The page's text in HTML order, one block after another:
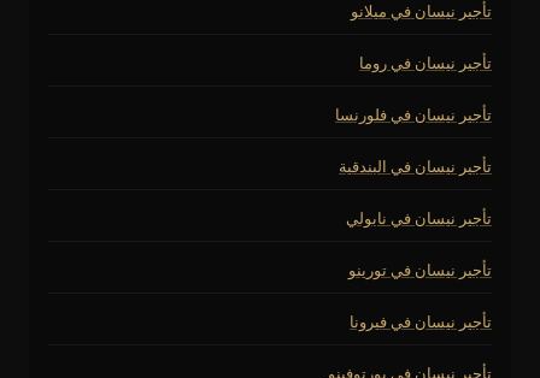
تأجير نيسان في ميلانو
تأجير نيسان في روما
تأجير نيسان في فلورنسا
تأجير نيسان في البندقية
تأجير نيسان في نابولي
تأجير نيسان في تورينو
تأجير نيسان في فيرونا